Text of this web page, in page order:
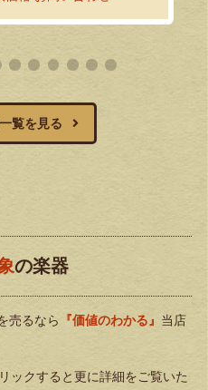
覧を見る
の楽器
売るなら 『価値のわかる』 当店
ックすると更に詳細をご覧いた